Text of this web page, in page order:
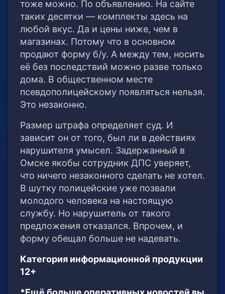
тоже можно. По объявлению. На сайте
таких десятки — комплекты здесь на
любой вкус. Да и цены ниже, чем в
магазинах. Потому что в основном
продают форму б/у. А между тем, носить
её без последствий можно разве только
дома. В общественном месте
псевдополицейскому появляться нельзя.
Это незаконно.
Размер штрафа определяет суд. И
зависит он от того, был ли в действиях
нарушителя умысел. Задержанный в
Омске якобы сотрудник ДПС уверяет,
что ничего незаконного сделать не хотел.
В шутку полицейские уже позвали
молодого человека на настоящую
службу. Но нарушитель от такого
предложения отказался. Впрочем, и
форму обещал больше не надевать.
Категория информационной продукции
12+